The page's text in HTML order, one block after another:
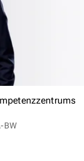
BW